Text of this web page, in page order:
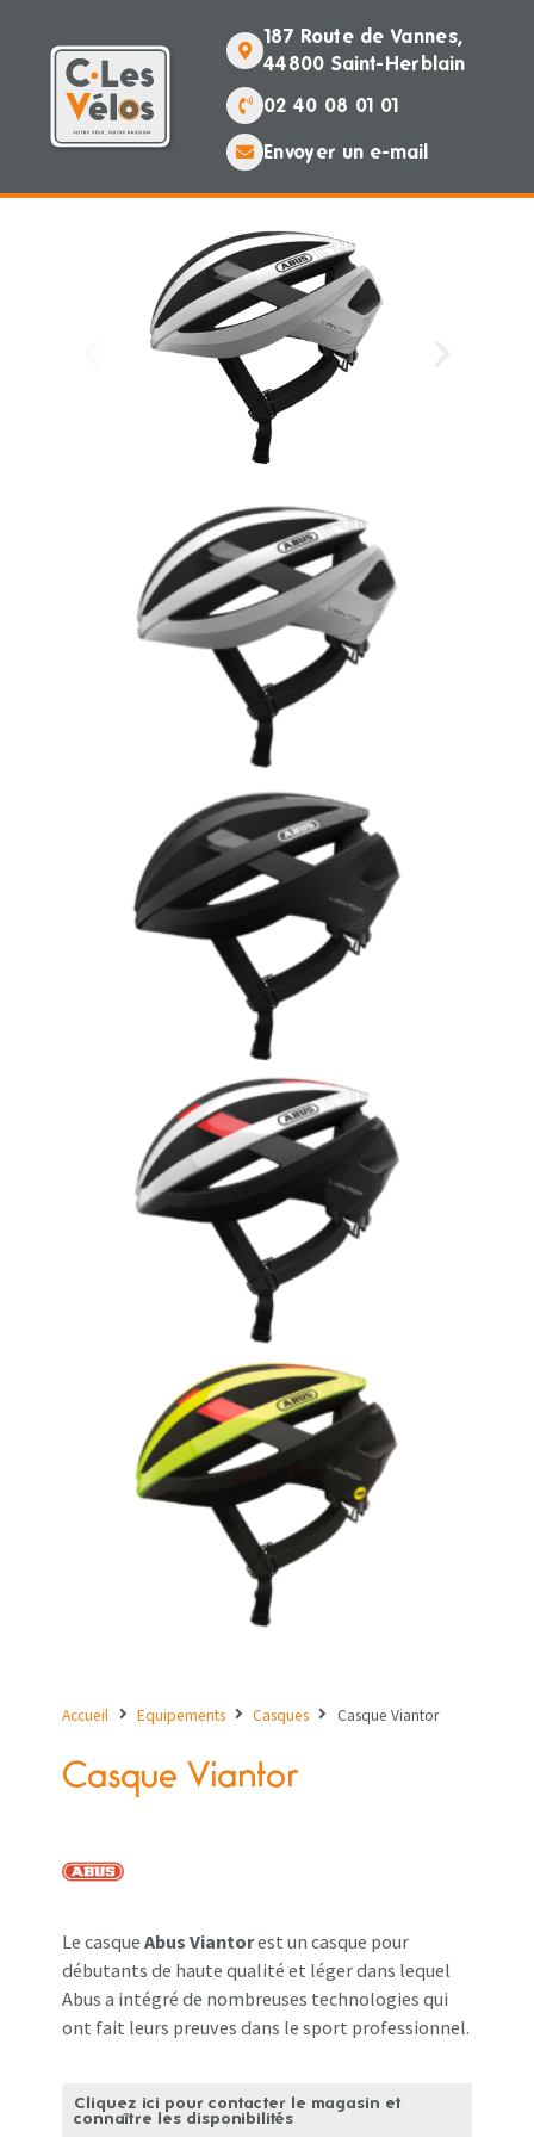
187 Route de Vannes,
44800 Saint-Herblain
02 40 08 01 01
Envoyer un e-mail
Accueil Equipements Casques Casque Viantor
Casque Viantor
Le casqueAbus Viantorest un casque pour
débutants de haute qualité et léger dans lequel
Abus a intégré de nombreuses technologies qui
ont fait leurs preuves dans le sport professionnel.
Cliquez ici pour contacter le magasin et
connaître les disponibilités